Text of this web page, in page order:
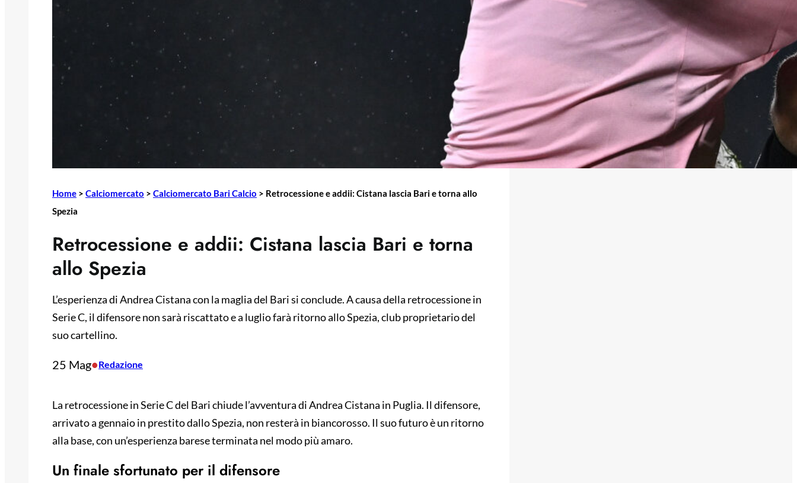
Home > Calciomercato > Calciomercato Bari Calcio > Retrocessione e addii: Cistana lascia Bari e torna allo
Spezia
Retrocessione e addii: Cistana lascia Bari e torna
allo Spezia
L’esperienza di Andrea Cistana con la maglia del Bari si conclude. A causa della retrocessione in
Serie C, il difensore non sarà riscattato e a luglio farà ritorno allo Spezia, club proprietario del
suo cartellino.
25 Mag•Redazione
La retrocessione in Serie C del Bari chiude l’avventura di Andrea Cistana in Puglia. Il difensore,
arrivato a gennaio in prestito dallo Spezia, non resterà in biancorosso. Il suo futuro è un ritorno
alla base, con un’esperienza barese terminata nel modo più amaro.
Un finale sfortunato per il difensore